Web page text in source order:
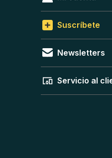
Suscríbete
Newsletters
Servicio al